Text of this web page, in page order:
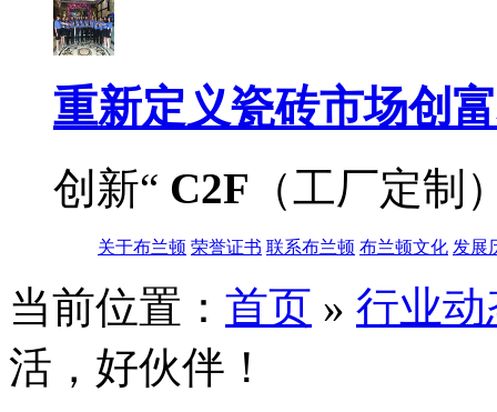
重新定义瓷砖市场创
创新“ C2F （工厂定制
关于布兰顿 荣誉证书 联系布兰顿 布兰顿文化 发展
当前位置： 首页 » 行业动
活，好伙伴！